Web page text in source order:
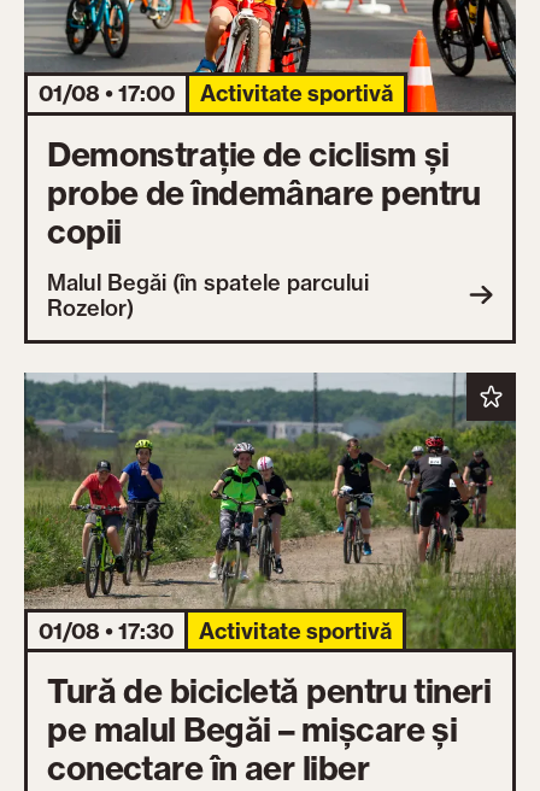
01/08 • 17:00 Activitate sportivă
Demonstrație de ciclism și
probe de îndemânare pentru
copii
Malul Begăi (în spatele parcului
Rozelor)
01/08 • 17:30 Activitate sportivă
Tură de bicicletă pentru tineri
pe malul Begăi – mișcare și
conectare în aer liber